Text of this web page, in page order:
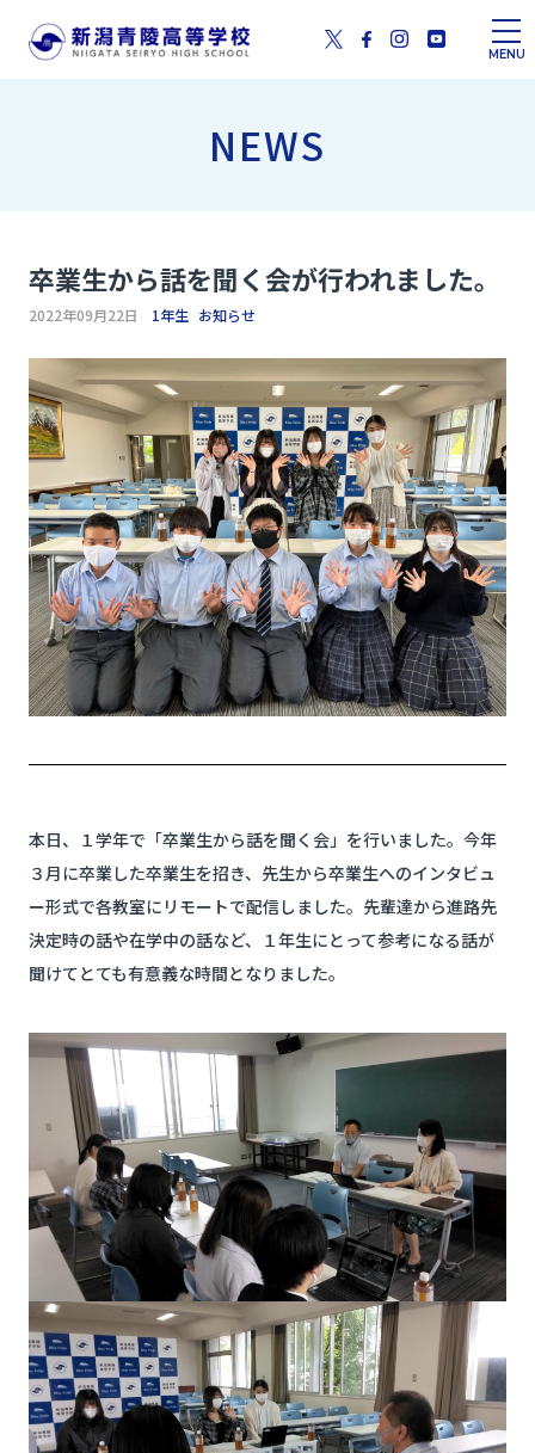
MENU
NEWS
卒業生から話を聞く会が行われました。
2022年09月22日 1年生 お知らせ
本日、１学年で「卒業生から話を聞く会」を行いました。今年
３月に卒業した卒業生を招き、先生から卒業生へのインタビュ
ー形式で各教室にリモートで配信しました。先輩達から進路先
決定時の話や在学中の話など、１年生にとって参考になる話が
聞けてとても有意義な時間となりました。